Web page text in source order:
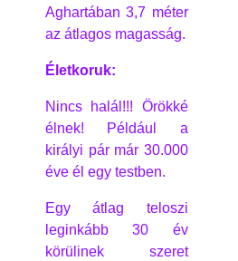
Aghartában 3,7 méter
az átlagos magasság.
Életkoruk:
Nincs halál!!! Örökké
élnek! Például a
királyi pár már 30.000
éve él egy testben.
Egy átlag teloszi
leginkább 30 év
körülinek szeret